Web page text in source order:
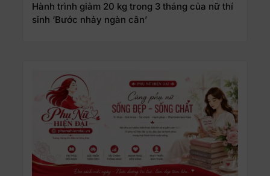
Hành trình giảm 20 kg trong 3 tháng của nữ thí
sinh ‘Bước nhảy ngàn cân’